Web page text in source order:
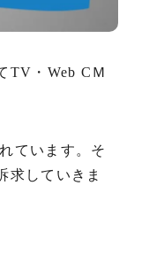
TV・Web CＭ
ています。そ
求していきま